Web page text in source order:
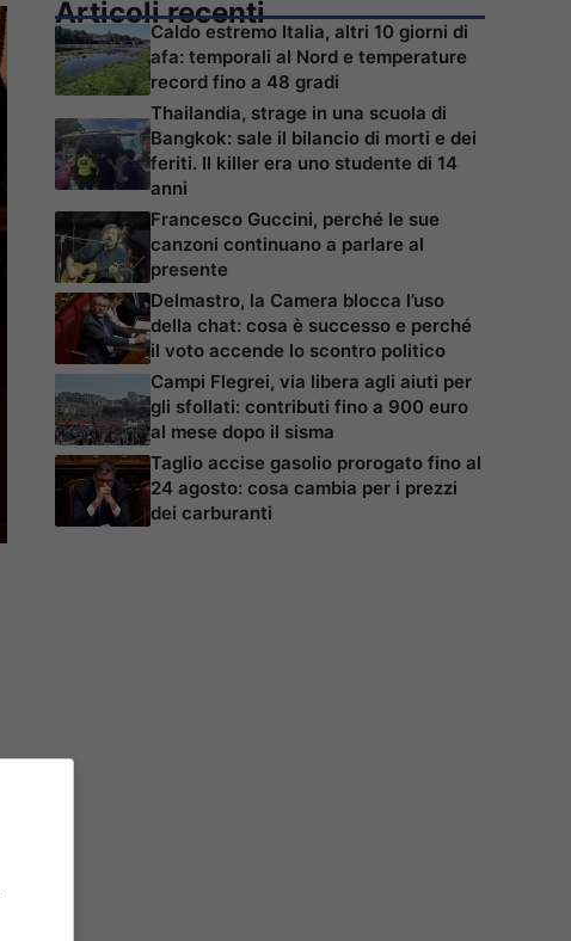
Articoli recenti
Caldo estremo Italia, altri 10 giorni di
afa: temporali al Nord e temperature
record fino a 48 gradi
Thailandia, strage in una scuola di
Bangkok: sale il bilancio di morti e dei
feriti. Il killer era uno studente di 14
anni
Francesco Guccini, perché le sue
canzoni continuano a parlare al
presente
Delmastro, la Camera blocca l’uso
della chat: cosa è successo e perché
il voto accende lo scontro politico
Campi Flegrei, via libera agli aiuti per
gli sfollati: contributi fino a 900 euro
al mese dopo il sisma
Taglio accise gasolio prorogato fino al
24 agosto: cosa cambia per i prezzi
dei carburanti